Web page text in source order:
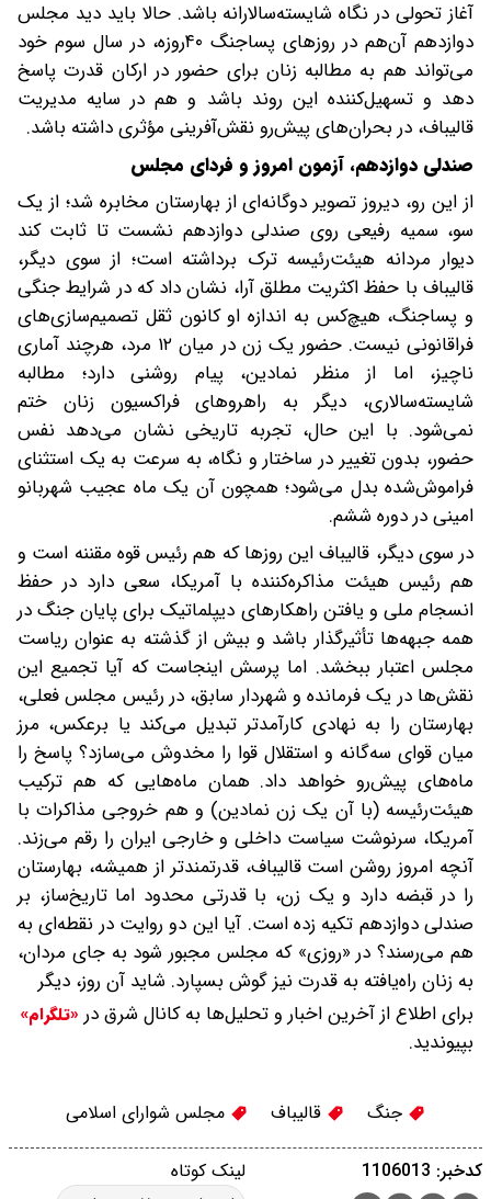
آغاز تحولی در نگاه شایسته‌سالارانه باشد. حالا باید دید مجلس
دوازدهم آن‌هم در روزهای پساجنگ ۴۰روزه، در سال سوم خود
می‌تواند هم به مطالبه زنان برای حضور در ارکان قدرت پاسخ
دهد و تسهیل‌کننده این روند باشد و هم در سایه مدیریت
قالیباف، در بحران‌های پیش‌رو نقش‌آفرینی مؤثری داشته باشد.
صندلی دوازدهم، آزمون امروز و فردای مجلس
از این رو، دیروز تصویر دوگانه‌ای از بهارستان مخابره شد؛ از یک
سو، سمیه رفیعی روی صندلی دوازدهم نشست تا ثابت کند
دیوار مردانه هیئت‌رئیسه ترک برداشته است؛ از سوی دیگر،
قالیباف با حفظ اکثریت مطلق آرا، نشان داد که در شرایط جنگی
و پساجنگ، هیچ‌کس به اندازه او کانون ثقل تصمیم‌سازی‌های
فراقانونی نیست. حضور یک زن در میان ۱۲ مرد، هرچند آماری
ناچیز، اما از منظر نمادین، پیام روشنی دارد؛ مطالبه
شایسته‌سالاری، دیگر به راهروهای فراکسیون زنان ختم
نمی‌شود. با این حال، تجربه تاریخی نشان می‌دهد نفس
حضور، بدون تغییر در ساختار و نگاه، به سرعت به یک استثنای
فراموش‌شده بدل می‌شود؛ همچون آن یک ماه عجیب شهربانو
امینی در دوره ششم.
در سوی دیگر، قالیباف این روزها که هم رئیس قوه مقننه است و
هم رئیس هیئت مذاکره‌کننده با آمریکا، سعی دارد در حفظ
انسجام ملی و یافتن راهکارهای دیپلماتیک برای پایان جنگ در
همه جبهه‌ها تأثیرگذار باشد و بیش از گذشته به عنوان ریاست
مجلس اعتبار ببخشد. اما پرسش اینجاست که آیا تجمیع این
نقش‌ها در یک فرمانده و شهردار سابق، در رئیس مجلس فعلی،
بهارستان را به نهادی کارآمدتر تبدیل می‌کند یا برعکس، مرز
میان قوای سه‌گانه و استقلال قوا را مخدوش می‌سازد؟ پاسخ را
ماه‌های پیش‌رو خواهد داد. همان ماه‌هایی که هم ترکیب
هیئت‌رئیسه (با آن یک زن نمادین) و هم خروجی مذاکرات با
آمریکا، سرنوشت سیاست داخلی و خارجی ایران را رقم می‌زند.
آنچه امروز روشن است قالیباف، قدرتمندتر از همیشه، بهارستان
را در قبضه دارد و یک زن، با قدرتی محدود اما تاریخ‌ساز، بر
صندلی دوازدهم تکیه زده است. آیا این دو روایت در نقطه‌ای به
هم می‌رسند؟ در «روزی» که مجلس مجبور شود به جای مردان،
به زنان راه‌یافته به قدرت نیز گوش بسپارد. شاید آن روز، دیگر
برای اطلاع از آخرین اخبار و تحلیل‌ها به کانال شرق در «تلگرام»
بپیوندید.
جنگ قالیباف مجلس شوارای اسلامی
لینک کوتاه کدخبر: 1106013